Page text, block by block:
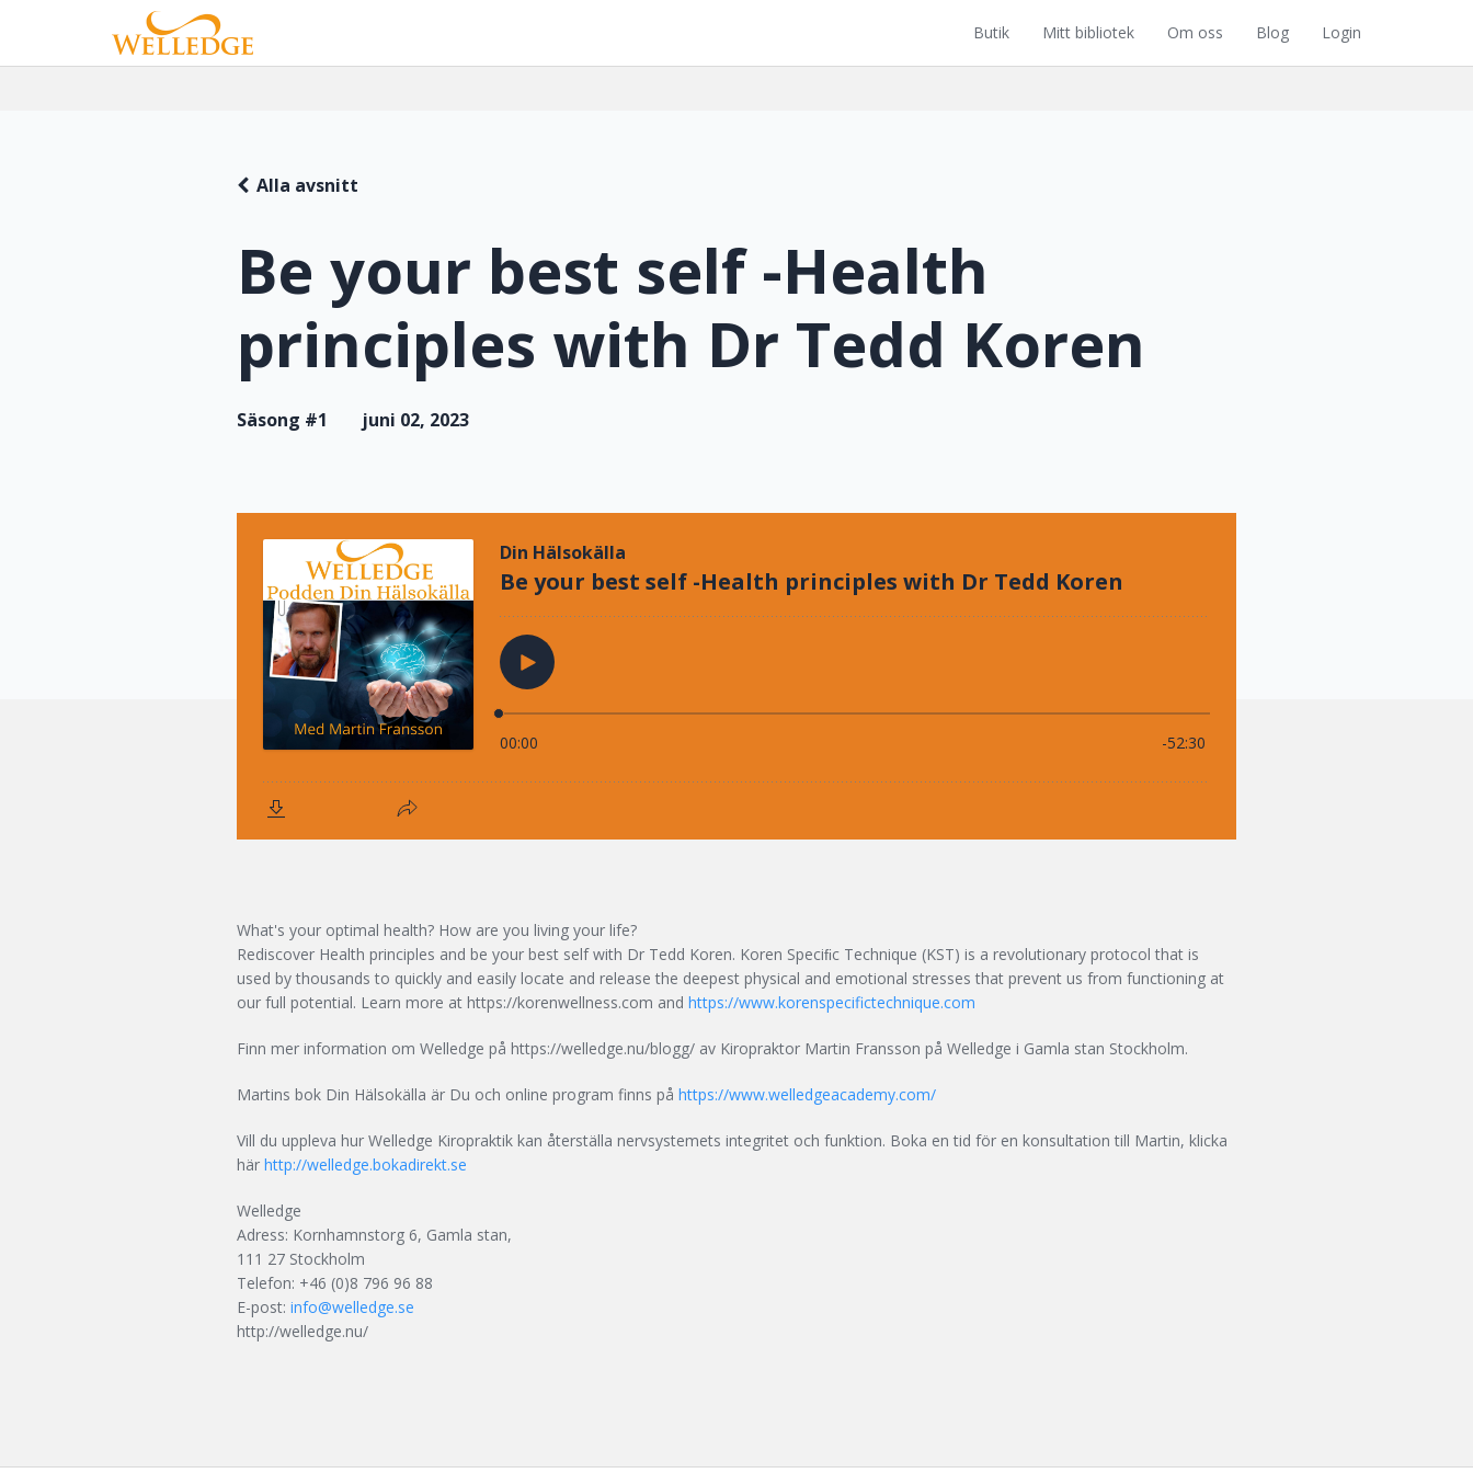
Butik Mitt bibliotek Om oss Blog Login
Be your best self -Health
principles with Dr Tedd Koren
Alla avsnitt
Säsong #1 juni 02, 2023
What's your optimal health? How are you living your life?
Rediscover Health principles and be your best self with Dr Tedd Koren. Koren Speciﬁc Technique (KST) is a revolutionary protocol that is
used by thousands to quickly and easily locate and release the deepest physical and emotional stresses that prevent us from functioning at
our full potential. Learn more at https://korenwellness.com and https://www.korenspecifictechnique.com
Finn mer information om Welledge på https://welledge.nu/blogg/ av Kiropraktor Martin Fransson på Welledge i Gamla stan Stockholm.
Martins bok Din Hälsokälla är Du och online program finns på https://www.welledgeacademy.com/
Vill du uppleva hur Welledge Kiropraktik kan återställa nervsystemets integritet och funktion. Boka en tid för en konsultation till Martin, klicka
här http://welledge.bokadirekt.se
Welledge
Adress: Kornhamnstorg 6, Gamla stan,
111 27 Stockholm
Telefon: +46 (0)8 796 96 88
E-post: info@welledge.se
http://welledge.nu/